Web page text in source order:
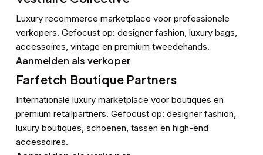
Luxury recommerce marketplace voor professionele
verkopers. Gefocust op: designer fashion, luxury bags,
accessoires, vintage en premium tweedehands.
Aanmelden als verkoper
Farfetch Boutique Partners
Internationale luxury marketplace voor boutiques en
premium retailpartners. Gefocust op: designer fashion,
luxury boutiques, schoenen, tassen en high-end
accessoires.